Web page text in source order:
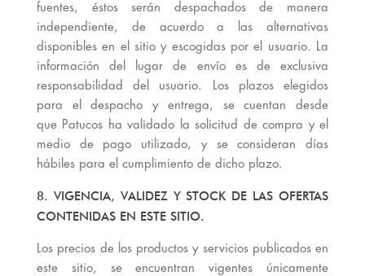
fuentes, éstos serán despachados de manera
independiente, de acuerdo a las alternativas
disponibles en el sitio y escogidas por el usuario. La
información del lugar de envío es de exclusiva
responsabilidad del usuario. Los plazos elegidos
para el despacho y entrega, se cuentan desde
que Patucos ha validado la solicitud de compra y el
medio de pago utilizado, y se consideran días
hábiles para el cumplimiento de dicho plazo.
8. VIGENCIA, VALIDEZ Y STOCK DE LAS OFERTAS
CONTENIDAS EN ESTE SITIO.
Los precios de los productos y servicios publicados en
este sitio, se encuentran vigentes únicamente